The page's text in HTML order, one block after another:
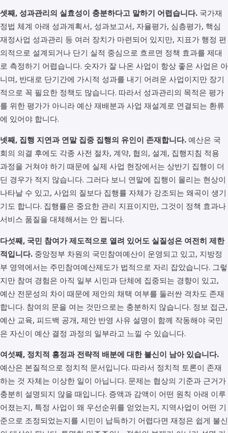
셋째, 성과관리의 실효성이 충분하다고 말하기 어렵습니다. 국가재
정법 체계 아래 성과계획서, 성과보고서, 자율평가, 심층평가, 핵심
재정사업 성과관리 등 여러 장치가 마련되어 있지만, 지표가 행정 편
의적으로 설계되거나 단기 실적 중심으로 흐르면 정책 효과를 제대
로 측정하기 어렵습니다. 숫자가 잘 나온 사업이 항상 좋은 사업은 아
니며, 반대로 단기간에 가시적 성과를 내기 어려운 사업이지만 장기
적으로 꼭 필요한 정책도 많습니다. 따라서 성과관리의 목적은 평가
를 위한 평가가 아니라 예산 재배분과 사업 재설계로 연결되는 환류
에 있어야 합니다.
넷째, 집행 지연과 연말 집중 집행의 유인이 존재합니다. 예산은 국
회의 의결 후에도 각종 사전 절차, 계약, 협의, 설계, 집행지침 적용
과정을 거쳐야 하기 때문에 실제 사업 현장에서는 상반기 집행이 더
딘 경우가 적지 않습니다. 그러다 보니 연말에 집행이 몰리는 현상이
나타날 수 있고, 사업의 질보다 집행률 자체가 강조되는 왜곡이 생기
기도 합니다. 집행률은 중요한 관리 지표이지만, 그것이 정책 효과나
서비스 품질을 대체해서는 안 됩니다.
다섯째, 국민 참여가 제도적으로 열려 있어도 실질성은 여전히 제한
적입니다. 중앙정부 차원의 국민참여예산이 운영되고 있고, 지방정
부 영역에서는 주민참여예산제도가 법적으로 자리 잡았습니다. 그렇
지만 참여 경험은 아직 일부 시민과 단체에 집중되는 경향이 있고,
예산 전문성의 차이 때문에 제안의 채택 여부를 둘러싼 격차도 존재
합니다. 참여의 문을 여는 것만으로는 충분하지 않습니다. 정보 접근,
예산 교육, 피드백 공개, 제안 반영 사유 설명이 함께 작동해야 국민
은 자신이 예산 결정 과정의 일부라고 느낄 수 있습니다.
여섯째, 정치적 흥정과 전략적 배분에 대한 불신이 남아 있습니다.
예산은 본질적으로 정치적 문서입니다. 따라서 정치적 토론이 존재
하는 것 자체는 이상한 일이 아닙니다. 문제는 협상의 기준과 근거가
충분히 설명되지 않을 때입니다. 증액과 감액이 어떤 원칙 아래 이루
어졌는지, 특정 사업이 왜 우선순위를 얻었는지, 지역사업이 어떤 기
준으로 조정되었는지를 시민이 납득하기 어렵다면 재정은 쉽게 불신